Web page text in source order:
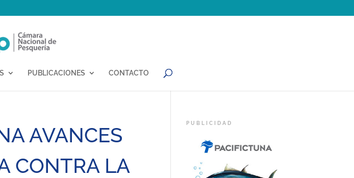
PUBLICACIONES CONTACTO
AVANCES
CONTRA LA